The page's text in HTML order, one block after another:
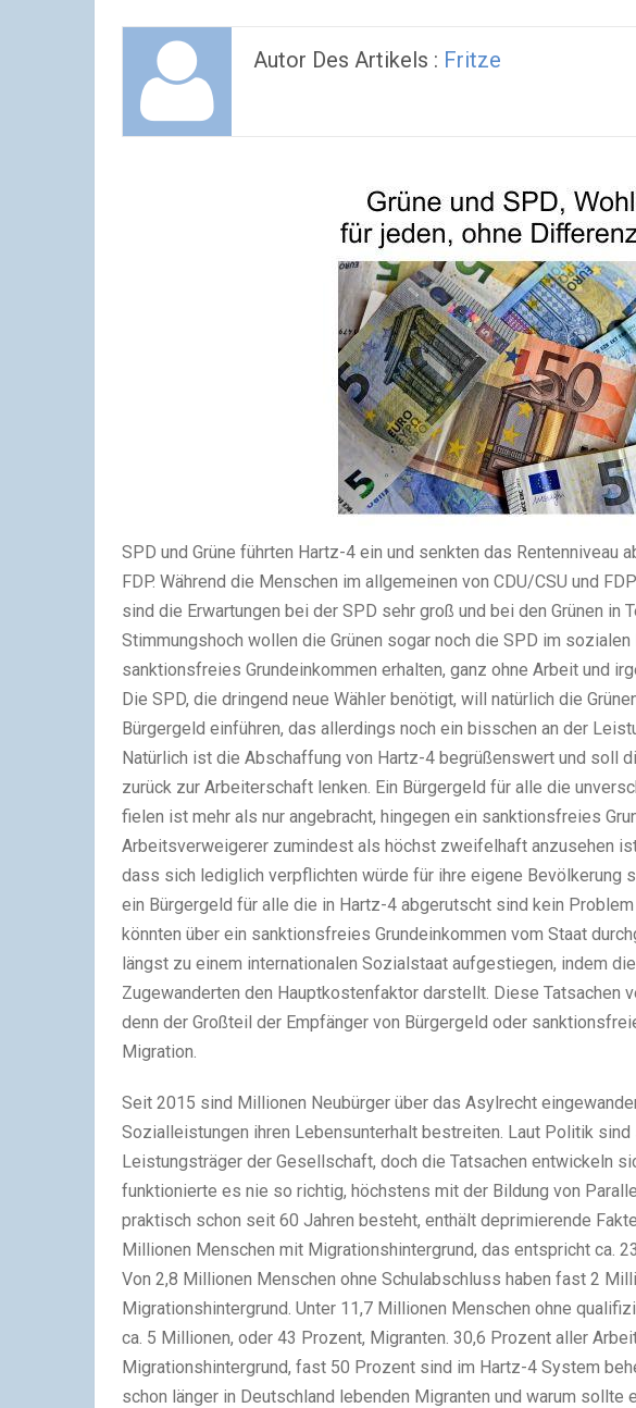
Autor Des Artikels : Fritze
SPD und Grüne führten Hartz-4 ein und senkten das Rentenniveau
FDP. Während die Menschen im allgemeinen von CDU/CSU und
sind die Erwartungen bei der SPD sehr groß und bei den Grünen in
Stimmungshoch wollen die Grünen sogar noch die SPD im
sanktionsfreies Grundeinkommen erhalten, ganz ohne Arbeit und
Die SPD, die dringend neue Wähler benötigt, will natürlich die
Bürgergeld einführen, das allerdings noch ein bisschen an der
Natürlich ist die Abschaffung von Hartz-4 begrüßenswert und soll
zurück zur Arbeiterschaft lenken. Ein Bürgergeld für alle die
fielen ist mehr als nur angebracht, hingegen ein sanktionsfreies
Arbeitsverweigerer zumindest als höchst zweifelhaft anzusehen
dass sich lediglich verpflichten würde für ihre eigene Bevölkerung
ein Bürgergeld für alle die in Hartz-4 abgerutscht sind kein
könnten über ein sanktionsfreies Grundeinkommen vom Staat
längst zu einem internationalen Sozialstaat aufgestiegen, indem
Zugewanderten den Hauptkostenfaktor darstellt. Diese Tatsachen
denn der Großteil der Empfänger von Bürgergeld oder
Migration.
Seit 2015 sind Millionen Neubürger über das Asylrecht
Sozialleistungen ihren Lebensunterhalt bestreiten. Laut Politik
Leistungsträger der Gesellschaft, doch die Tatsachen entwickeln
funktionierte es nie so richtig, höchstens mit der Bildung von
praktisch schon seit 60 Jahren besteht, enthält deprimierende
Millionen Menschen mit Migrationshintergrund, das entspricht ca.
Von 2,8 Millionen Menschen ohne Schulabschluss haben fast 2
Migrationshintergrund. Unter 11,7 Millionen Menschen ohne
ca. 5 Millionen, oder 43 Prozent, Migranten. 30,6 Prozent aller
Migrationshintergrund, fast 50 Prozent sind im Hartz-4 System
schon länger in Deutschland lebenden Migranten und warum sollte